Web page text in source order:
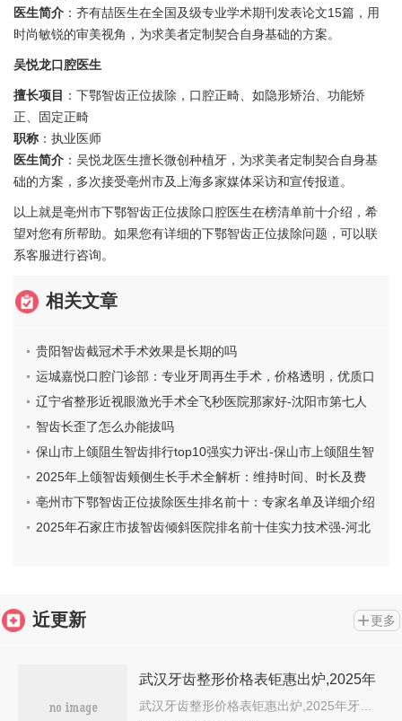
医生简介 ：齐有喆医生在全国及级专业学术期刊发表论文15篇，用
时尚敏锐的审美视角，为求美者定制契合自身基础的方案。
吴悦龙口腔医生
擅长项目 ：下鄂智齿正位拔除，口腔正畸、如隐形矫治、功能矫
正、固定正畸
职称 ：执业医师
医生简介 ：吴悦龙医生擅长微创种植牙，为求美者定制契合自身基
础的方案，多次接受亳州市及上海多家媒体采访和宣传报道。
以上就是亳州市下鄂智齿正位拔除口腔医生在榜清单前十介绍，希
望对您有所帮助。如果您有详细的下鄂智齿正位拔除问题，可以联
系客服进行咨询。
相关文章
贵阳智齿截冠术手术效果是长期的吗
运城嘉悦口腔门诊部：专业牙周再生手术，价格透明，优质口
腔医疗服务
辽宁省整形近视眼激光手术全飞秒医院那家好-沈阳市第七人
民医院一一上榜
智齿长歪了怎么办能拔吗
保山市上颌阻生智齿排行top10强实力评出-保山市上颌阻生智
齿口腔医生
2025年上颌智齿颊侧生长手术全解析：维持时间、时长及费
用详解
亳州市下鄂智齿正位拔除医生排名前十：专家名单及详细介绍
2025年石家庄市拔智齿倾斜医院排名前十佳实力技术强-河北
近更新 更多
武汉牙齿整形价格表钜惠出炉,2025年
牙齿整形价格为3041元-57920元
武汉牙齿整形价格表钜惠出炉,2025年牙…